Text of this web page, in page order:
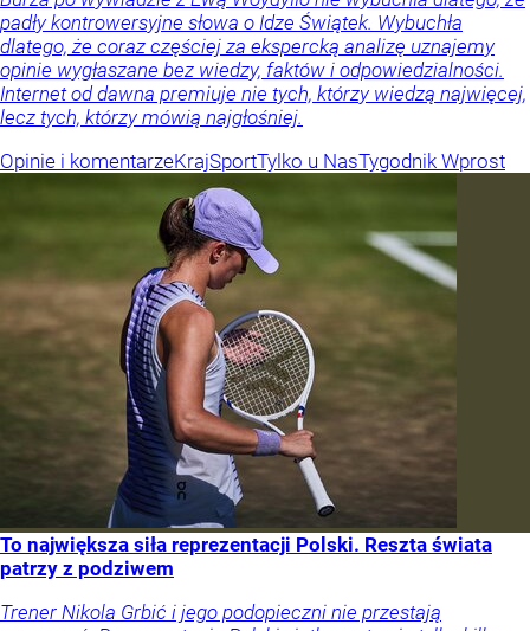
padły kontrowersyjne słowa o Idze Świątek. Wybuchła
dlatego, że coraz częściej za ekspercką analizę uznajemy
opinie wygłaszane bez wiedzy, faktów i odpowiedzialności.
Internet od dawna premiuje nie tych, którzy wiedzą najwięcej,
lecz tych, którzy mówią najgłośniej.
Opinie i komentarzeKrajSportTylko u NasTygodnik Wprost
To największa siła reprezentacji Polski. Reszta świata
patrzy z podziwem
Trener Nikola Grbić i jego podopieczni nie przestają